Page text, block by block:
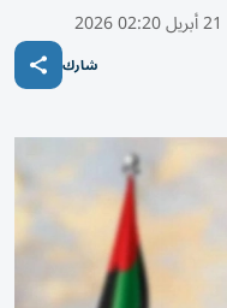
21 أبريل 02:20 2026
شارك